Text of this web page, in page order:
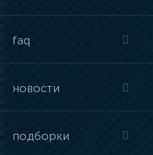
faq
новости
подборки